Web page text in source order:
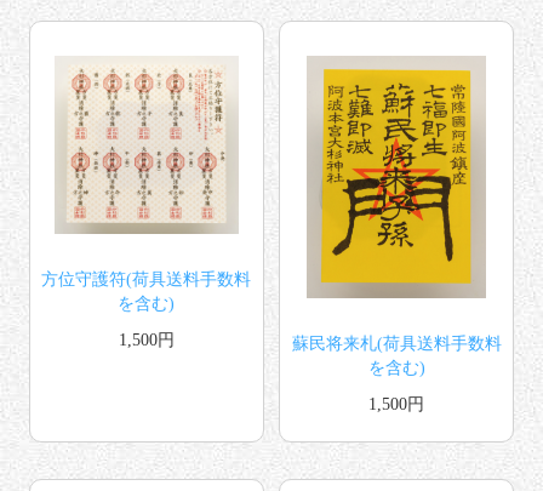
方位守護符(荷具送料手数料
を含む)
1,500円
蘇民将来札(荷具送料手数料
を含む)
1,500円